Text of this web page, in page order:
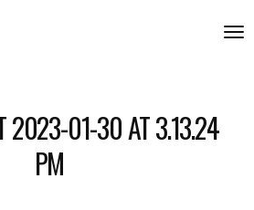
2023-01-30 AT 3.13.24
PM